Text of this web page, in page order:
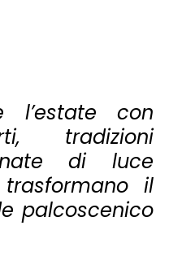
con
tradizioni
di luce
il
palcoscenico